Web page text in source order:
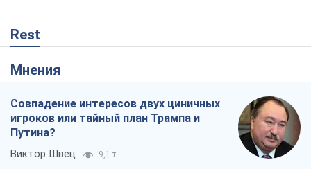
Rest
Мнения
Совпадение интересов двух циничных
игроков или тайный план Трампа и
Путина?
Виктор Швец 9,1 т.